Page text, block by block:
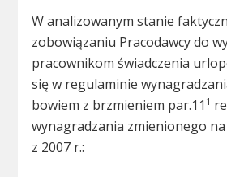
W analizowanym stanie
zobowiązaniu Pracodawcy do
pracownikom świadczenia
się w regulaminie
bowiem z brzmieniem par.11 1
wynagradzania zmienionego
z 2007 r.: